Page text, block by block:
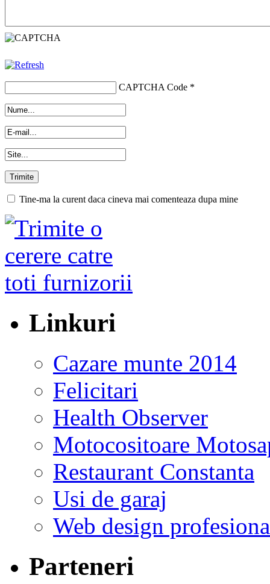
CAPTCHA Code *
Tine-ma la curent daca cineva mai comenteaza dupa mine
Linkuri
Cazare munte 2014
Felicitari
Health Observer
Motocositoare
Restaurant Constanta
Usi de garaj
Web design
Parteneri